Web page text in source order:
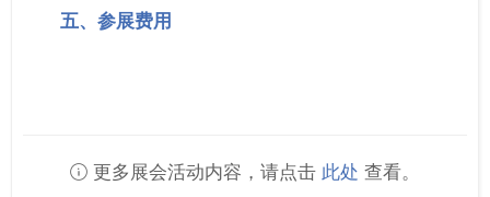
五、参展费用
更多展会活动内容，请点击 此处 查看。